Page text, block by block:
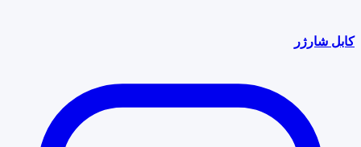
کابل شارژر